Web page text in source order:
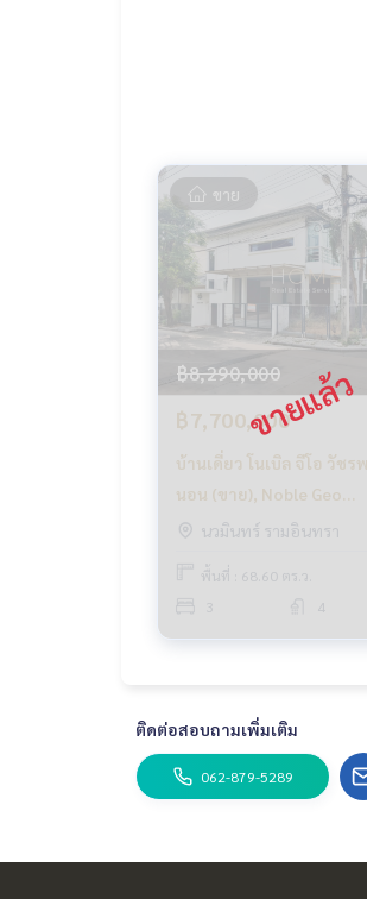
#HOMEREALESTATESERVICES
#นายหน้าที่จริงใจ #รับฝาก
ขาย
฿8,290,000
฿7,700,000
บ้านเดี่ยว โนเบิล จีโอ วัชร
นอน (ขาย), Noble Geo
Watcharapol / Detached
นวมินทร์ รามอินทรา
พื้นที่ : 68.60 ตร.ว.
4
ติดต่อสอบถามเพิ่มเติม
062-879-5289